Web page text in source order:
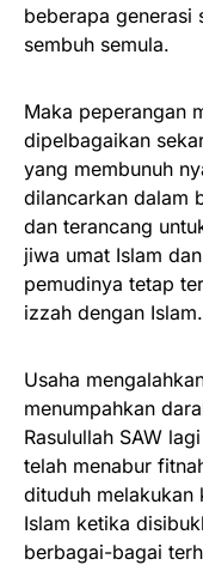
beberapa generasi
sembuh semula.
Maka peperangan
dipelbagaikan
yang membunuh
dilancarkan dalam
dan terancang
jiwa umat Islam
pemudinya tetap
izzah dengan Islam.
Usaha
menumpahkan
Rasulullah SAW
telah menabur
dituduh melakukan
Islam ketika
berbagai-bagai